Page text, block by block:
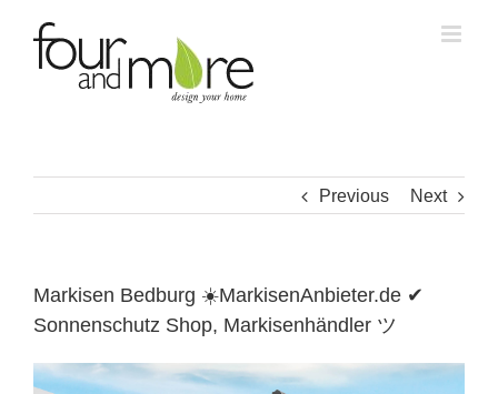
content
Previous Next
Markisen Bedburg ☀️MarkisenAnbieter.de ✔
Sonnenschutz Shop, Markisenhändler ツ